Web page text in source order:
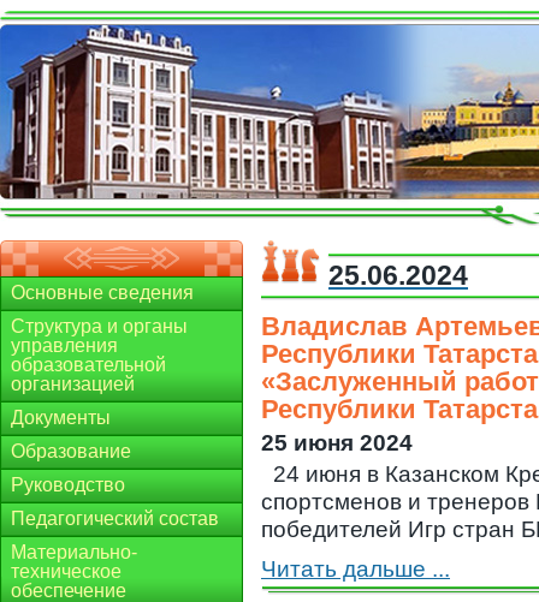
Основные сведения
Структура и органы
управления
образовательной
организацией
Документы
Образование
Руководство
Педагогический состав
Материально-
техническое
обеспечение
25.06.2024
Владислав
Республики
«Заслуженный
Республики
25 июня 2024
24 июня в Казанском
спортсменов и
победителей Игр стран
Читать дальше ...